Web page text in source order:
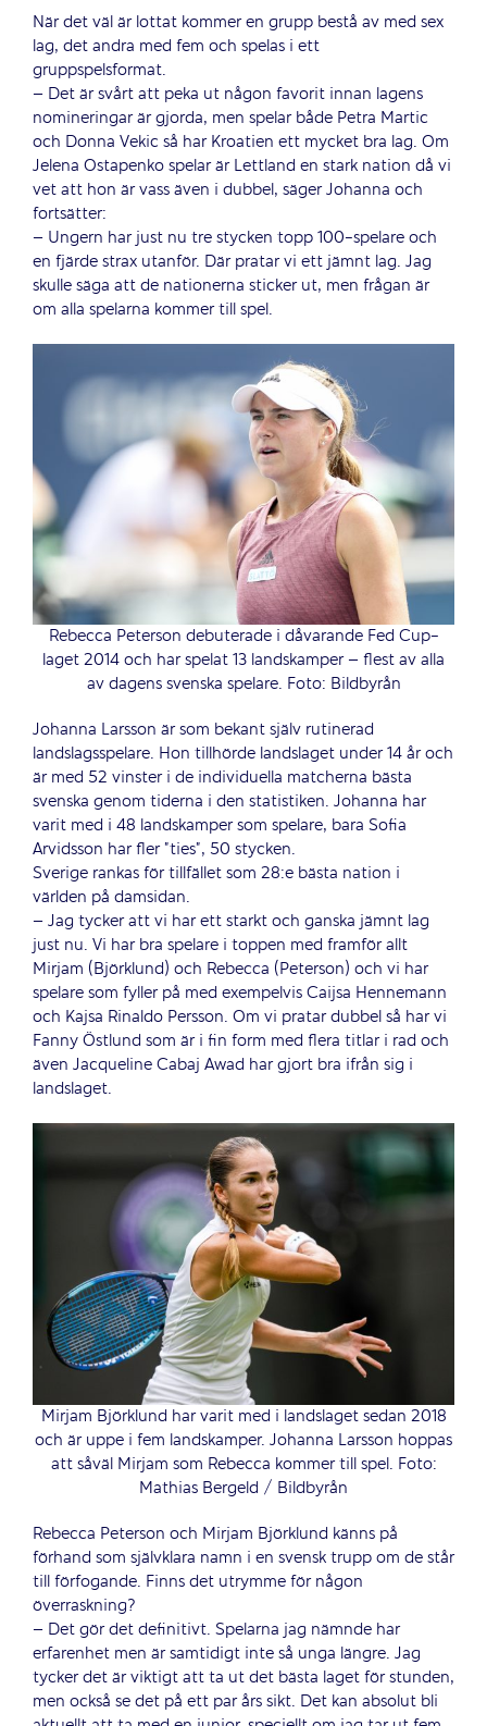
När det väl är lottat kommer en grupp bestå av med sex
lag, det andra med fem och spelas i ett
gruppspelsformat.
– Det är svårt att peka ut någon favorit innan lagens
nomineringar är gjorda, men spelar både Petra Martic
och Donna Vekic så har Kroatien ett mycket bra lag. Om
Jelena Ostapenko spelar är Lettland en stark nation då vi
vet att hon är vass även i dubbel, säger Johanna och
fortsätter:
– Ungern har just nu tre stycken topp 100-spelare och
en fjärde strax utanför. Där pratar vi ett jämnt lag. Jag
skulle säga att de nationerna sticker ut, men frågan är
om alla spelarna kommer till spel.
Rebecca Peterson debuterade i dåvarande Fed Cup-
laget 2014 och har spelat 13 landskamper – flest av alla
av dagens svenska spelare. Foto: Bildbyrån
Johanna Larsson är som bekant själv rutinerad
landslagsspelare. Hon tillhörde landslaget under 14 år och
är med 52 vinster i de individuella matcherna bästa
svenska genom tiderna i den statistiken. Johanna har
varit med i 48 landskamper som spelare, bara Sofia
Arvidsson har fler ”ties”, 50 stycken.
Sverige rankas för tillfället som 28:e bästa nation i
världen på damsidan.
– Jag tycker att vi har ett starkt och ganska jämnt lag
just nu. Vi har bra spelare i toppen med framför allt
Mirjam (Björklund) och Rebecca (Peterson) och vi har
spelare som fyller på med exempelvis Caijsa Hennemann
och Kajsa Rinaldo Persson. Om vi pratar dubbel så har vi
Fanny Östlund som är i fin form med flera titlar i rad och
även Jacqueline Cabaj Awad har gjort bra ifrån sig i
landslaget.
Mirjam Björklund har varit med i landslaget sedan 2018
och är uppe i fem landskamper. Johanna Larsson hoppas
att såväl Mirjam som Rebecca kommer till spel. Foto:
Mathias Bergeld / Bildbyrån
Rebecca Peterson och Mirjam Björklund känns på
förhand som självklara namn i en svensk trupp om de står
till förfogande. Finns det utrymme för någon
överraskning?
– Det gör det definitivt. Spelarna jag nämnde har
erfarenhet men är samtidigt inte så unga längre. Jag
tycker det är viktigt att ta ut det bästa laget för stunden,
men också se det på ett par års sikt. Det kan absolut bli